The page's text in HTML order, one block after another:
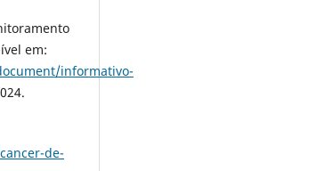
em:
informativo-
de-